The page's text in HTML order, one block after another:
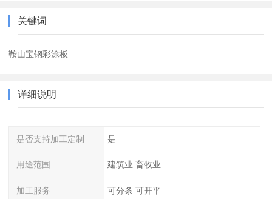
关键词
鞍山宝钢彩涂板
详细说明
是否支持加工定制 是
用途范围 建筑业 畜牧业
加工服务 可分条 可开平